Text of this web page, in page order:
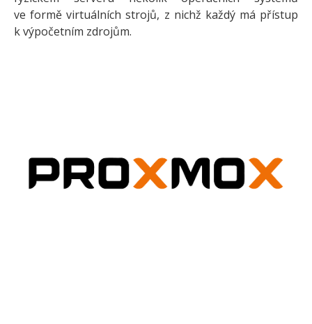
ve formě virtuálních strojů, z nichž každý má přístup
k výpočetním zdrojům.